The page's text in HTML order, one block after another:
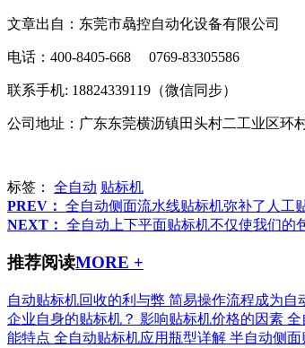
文章出自：东莞市骉控自动化设备有限公司
电话：400-8405-668 0769-83305586
联系手机: 18824339119（微信同步）
公司地址：广东东莞横沥镇田头村二工业区环
标签： 全自动 贴标机
PREV： 全自动侧面流水线贴标机弥补了人工
NEXT： 全自动上下平面贴标机不仅使我们的
推荐阅读MORE +
自动贴标机回收的利与弊 简易操作流程成为自
企业自身的贴标机？ 影响贴标机价格的因素 全
能特点 全自动贴标机应用瓶型详解 半自动侧